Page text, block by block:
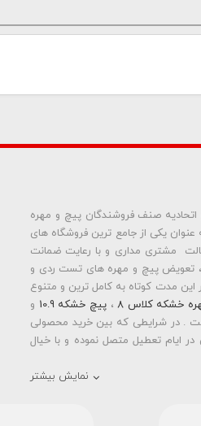
اتحادیه صنف فروشندگان پیچ و مهره
عنوان یکی از جامع ترین فروشگاه های
پیچ و مهره های ساختمانی و صنعتی ایران از سال 1398 ، با رسالت مشتری مداری و با رعایت ضمانت
، تعویض پیچ و مهره های تست ردی و
این مدت کوتاه به کامل ترین و متنوع
خشکه کلاس 8 ،پیچ خشکه 10.9
و
. در شرایطی که بین خرید محصولی
ایام تعطیل متصل نموده و با خیال
پیچ کناف
و
و حضوری رابین ابزار شما مشتری
نمایش بیشتر